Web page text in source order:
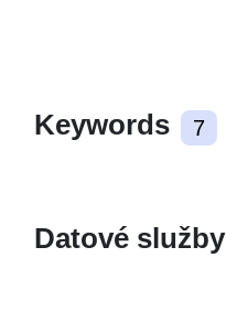
Keywords 7
Datové služby